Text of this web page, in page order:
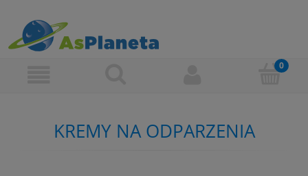
KREMY NA ODPARZENIA